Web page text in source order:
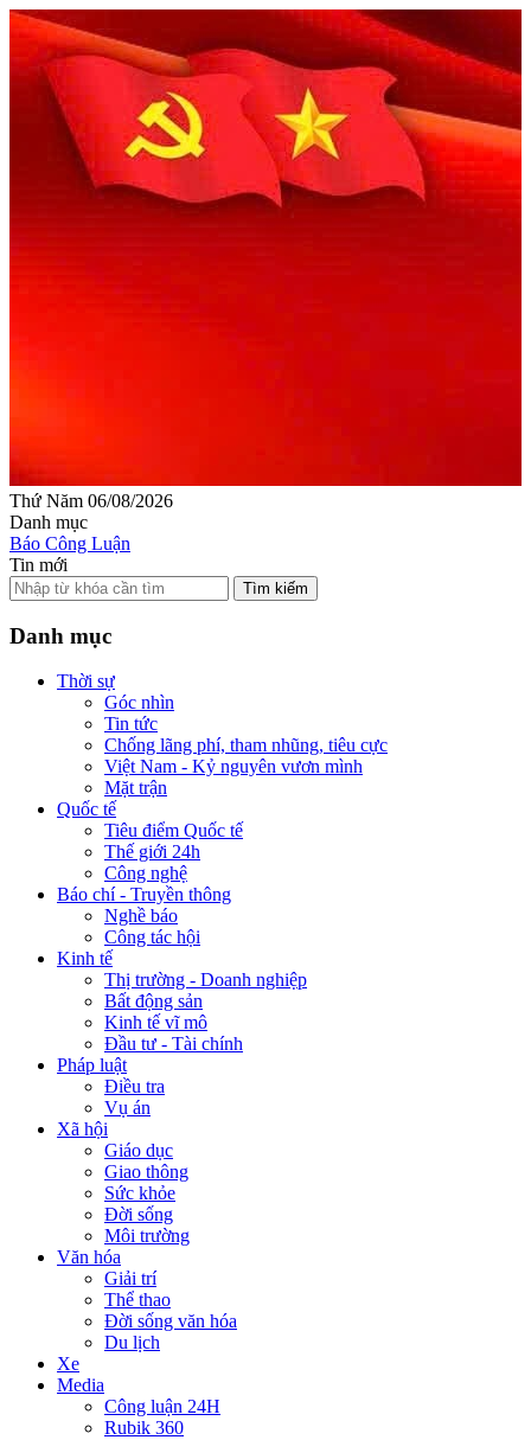
Thứ Năm 06/08/2026
Danh mục
Báo Công Luận
Tin mới
Tìm kiếm
Danh mục
Thời sự
Góc nhìn
Tin tức
Chống lãng phí, tham nhũng, tiêu cực
Việt Nam - Kỷ nguyên vươn mình
Mặt trận
Quốc tế
Tiêu điểm Quốc tế
Thế giới 24h
Công nghệ
Báo chí - Truyền thông
Nghề báo
Công tác hội
Kinh tế
Thị trường - Doanh nghiệp
Bất động sản
Kinh tế vĩ mô
Đầu tư - Tài chính
Pháp luật
Điều tra
Vụ án
Xã hội
Giáo dục
Giao thông
Sức khỏe
Đời sống
Môi trường
Văn hóa
Giải trí
Thể thao
Đời sống văn hóa
Du lịch
Xe
Media
Công luận 24H
Rubik 360